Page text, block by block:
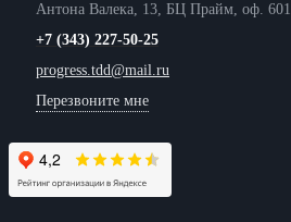
Антона Валека, 13, БЦ Прайм, оф. 601
+7 (343) 227-50-25
progress.tdd@mail.ru
Перезвоните мне